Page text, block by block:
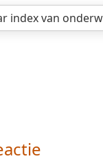
indexvan